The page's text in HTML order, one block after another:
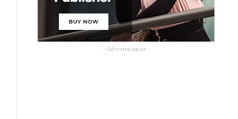
- Advertisement -